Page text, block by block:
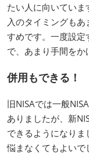
たい人に向いてい
入のタイミングも
すめです。一度設
で、あまり手間をか
併用もできる！
旧NISAでは一般
ありましたが、新
できるようになり
悩まなくてもよいで